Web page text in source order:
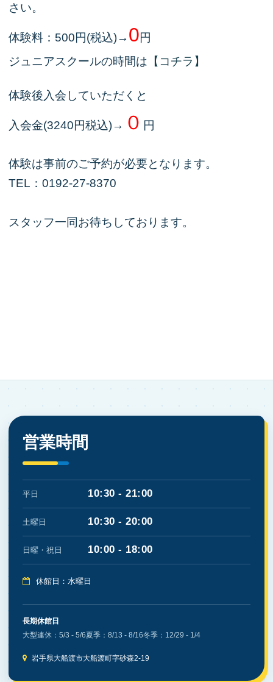
さい。
体験料：500円(税込)→ 0円
ジュニアスクールの時間は 【コチラ】
体験後入会していただくと
入会金(3240円税込)→ ０ 円
体験は事前のご予約が必要となります。
TEL：0192-27-8370
スタッフ一同お待ちしております。
営業時間
平日 10:30 - 21:00
土曜日 10:30 - 20:00
日曜・祝日 10:00 - 18:00
休館日：水曜日
長期休館日
大型連休：5/3 - 5/6夏季：8/13 - 8/16冬季：12/29 - 1/4
岩手県大船渡市大船渡町字砂森2-19